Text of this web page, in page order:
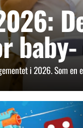
i 2026. Som